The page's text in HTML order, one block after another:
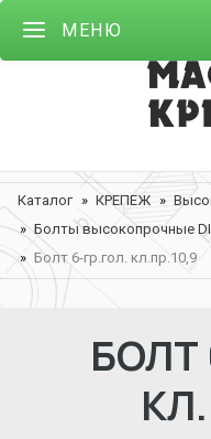
МЕНЮ
Каталог КРЕПЕЖ
Болты высокопрочные
Болт 6-гр.гол. кл.пр.10,9
БОЛТ